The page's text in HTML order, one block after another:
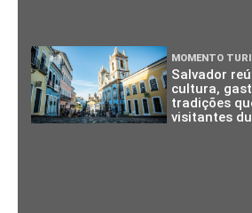
MOMENTO
Salvador
cultura,
tradições
visitantes